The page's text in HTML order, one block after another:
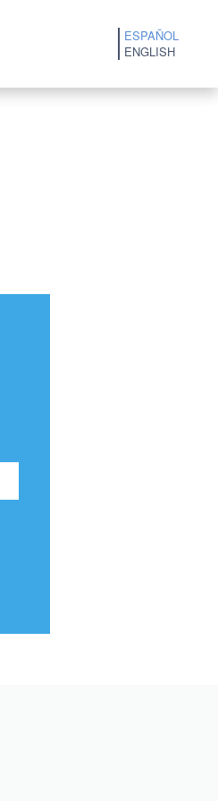
ESPAÑOL
ENGLISH